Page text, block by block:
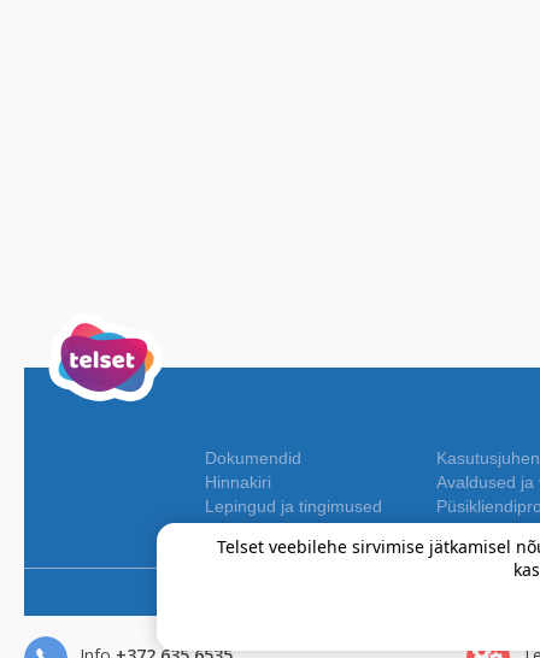
Telset veebilehe sirvimise jätkamisel
Dokumendid
Hinnakiri
Lepingud ja tingimused
Avaldused ja